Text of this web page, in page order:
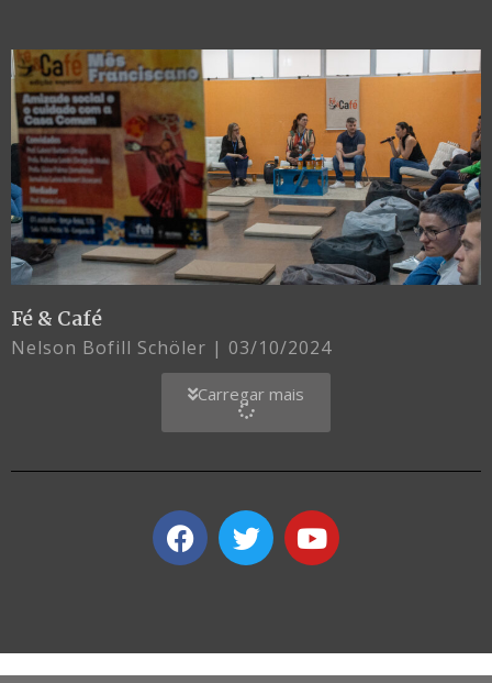
Fé & Café
Nelson Bofill Schöler 03/10/2024
Carregar mais